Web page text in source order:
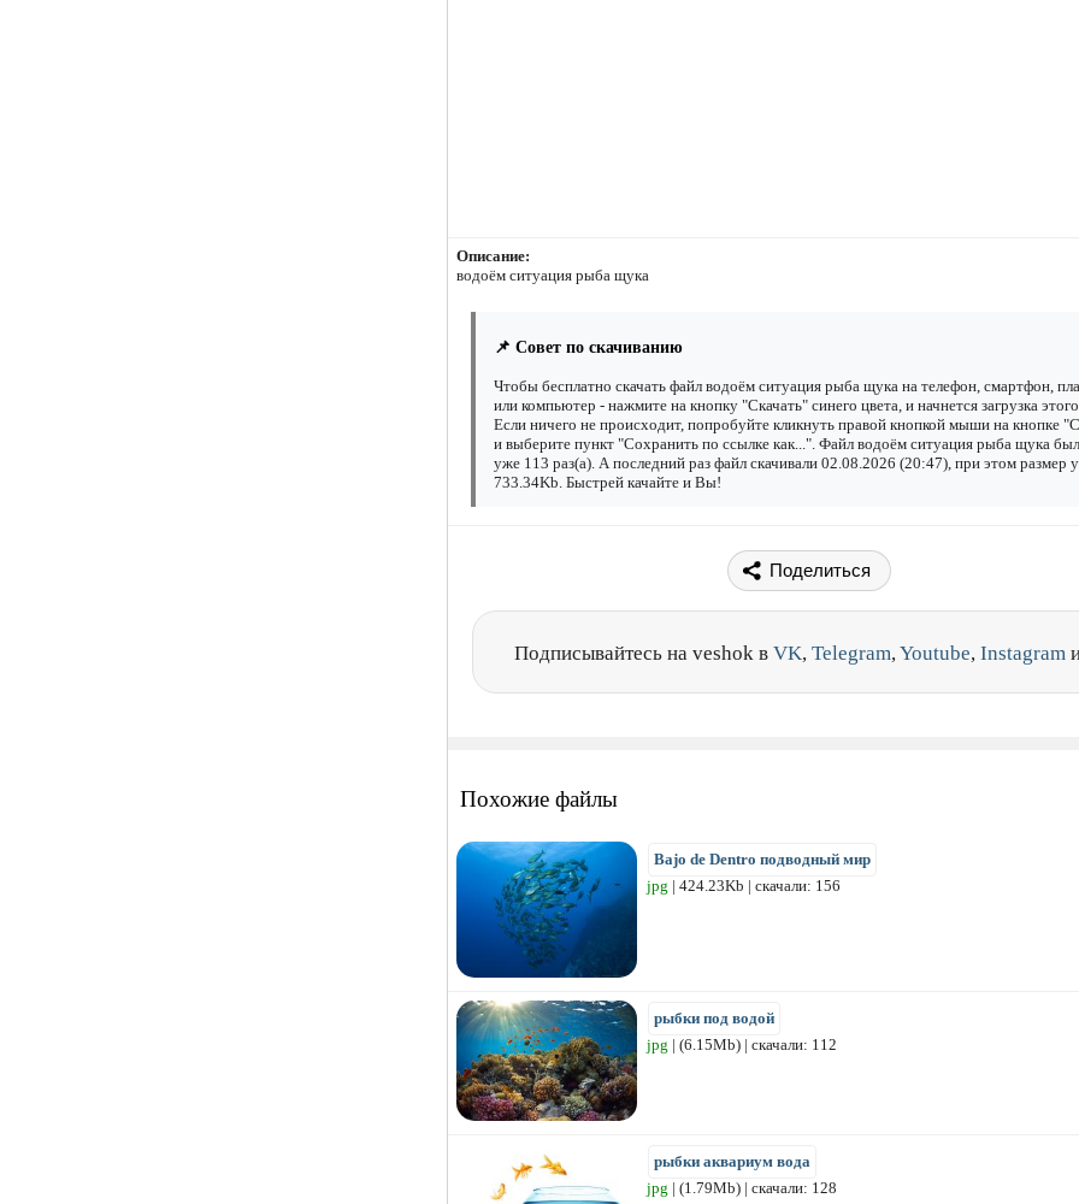
Описание:
водоём ситуация рыба щука
📌 Совет по скачиванию
Чтобы бесплатно скачать файл водоём ситуация рыба щука на телефон, смартфон,
или компьютер - нажмите на кнопку "Скачать" синего цвета, и начнется загрузка
Если ничего не происходит, попробуйте кликнуть правой кнопкой мыши на кнопке
и выберите пункт "Сохранить по ссылке как...". Файл водоём ситуация рыба щука
уже 113 раз(а). А последний раз файл скачивали 02.08.2026 (20:47), при этом размер
733.34Kb. Быстрей качайте и Вы!
Поделиться
Подписывайтесь на veshok в VK, Telegram,Youtube, Instagram
Похожие файлы
Bajo de Dentro подводный мир
jpg | 424.23Kb | скачали: 156
рыбки под водой
jpg | (6.15Mb) | скачали: 112
рыбки аквариум вода
jpg | (1.79Mb) | скачали: 128